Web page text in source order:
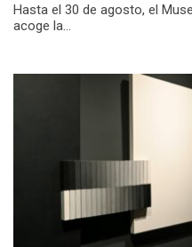
Hasta el 30 de agosto, el
acoge la...